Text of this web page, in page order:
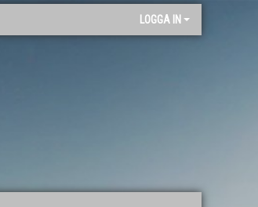
LOGGA IN